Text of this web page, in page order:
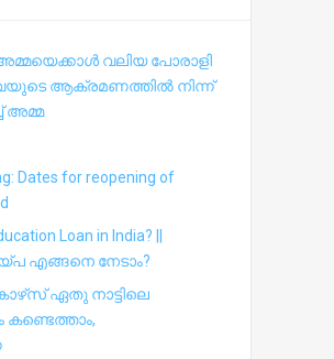
വലിയ പോരാളി
ആക്രമണത്തില്‍ നിന്ന്
അമ്മ
Dates for reopening of
Loan in India? ||
എങ്ങനെ നേടാം?
ഏതു നാട്ടിലെ